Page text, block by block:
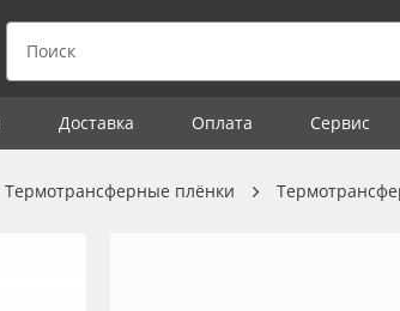
Доставка Оплата Сервис
Термотрансферные плёнки